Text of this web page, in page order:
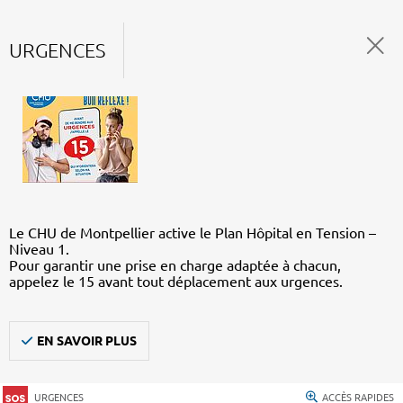
URGENCES
Le CHU de Montpellier active le Plan Hôpital en Tension –
Niveau 1.
Pour garantir une prise en charge adaptée à chacun,
appelez le 15 avant tout déplacement aux urgences.
EN SAVOIR PLUS
URGENCES ACCÈS RAPIDES